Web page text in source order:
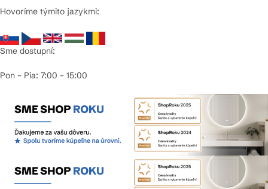
Hovoríme týmito jazykmi:
Sme dostupní:
Pon – Pia: 7:00 – 15:00